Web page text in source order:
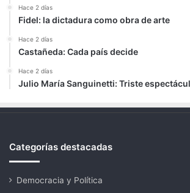
Hace 2 días
Fidel: la dictadura como obra de arte
Hace 2 días
Castañeda: Cada país decide
Hace 2 días
Julio María Sanguinetti: Triste
Categorías destacadas
Democracia y Política